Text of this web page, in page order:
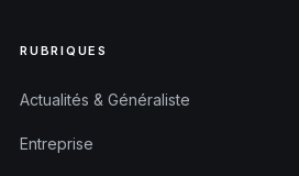
RUBRIQUES
Actualités & Généraliste
Entreprise